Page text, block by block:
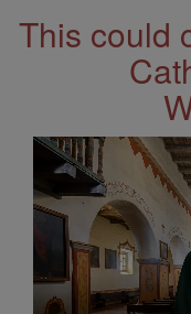
This could